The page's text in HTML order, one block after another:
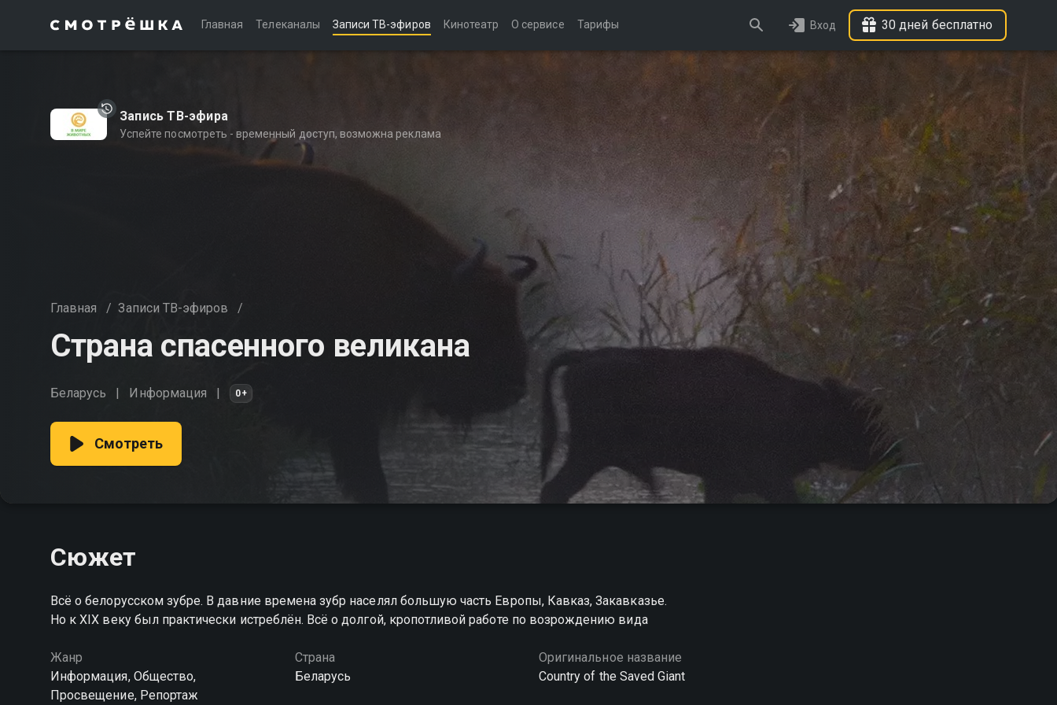
Главная Телеканалы Записи ТВ-эфиров Кинотеатр О сервисе Тарифы Вход 30 дней бесплатно
Запись ТВ-эфира
Успейте посмотреть - временный доступ, возможна реклама
Главная / Записи ТВ-эфиров /
Страна спасенного великана
Беларусь Информация 0+
Смотреть
Сюжет
Всё о белорусском зубре. В давние времена зубр населял большую часть Европы, Кавказ, Закавказье.
Но к XIX веку был практически истреблён. Всё о долгой, кропотливой работе по возрождению вида
Жанр
Информация, Общество,
Просвещение, Репортаж
Страна
Беларусь
Оригинальное название
Country of the Saved Giant